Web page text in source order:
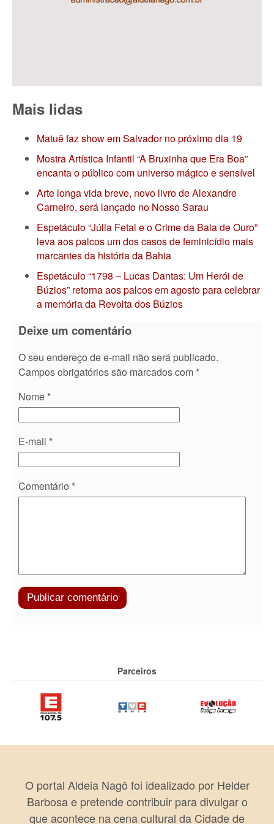
Mais lidas
Matuê faz show em Salvador no próximo dia 19
Mostra Artística Infantil “A Bruxinha que Era Boa”
encanta o público com universo mágico e sensível
Arte longa vida breve, novo livro de Alexandre
Carneiro, será lançado no Nosso Sarau
Espetáculo “Júlia Fetal e o Crime da Bala de Ouro”
leva aos palcos um dos casos de feminicídio mais
marcantes da história da Bahia
Espetáculo “1798 – Lucas Dantas: Um Herói de
Búzios” retorna aos palcos em agosto para celebrar
a memória da Revolta dos Búzios
Deixe um comentário
O seu endereço de e-mail não será publicado.
Campos obrigatórios são marcados com *
Nome *
E-mail *
Comentário *
Parceiros
O portal Aldeia Nagô foi idealizado por Helder
Barbosa e pretende contribuir para divulgar o
que acontece na cena cultural da Cidade de